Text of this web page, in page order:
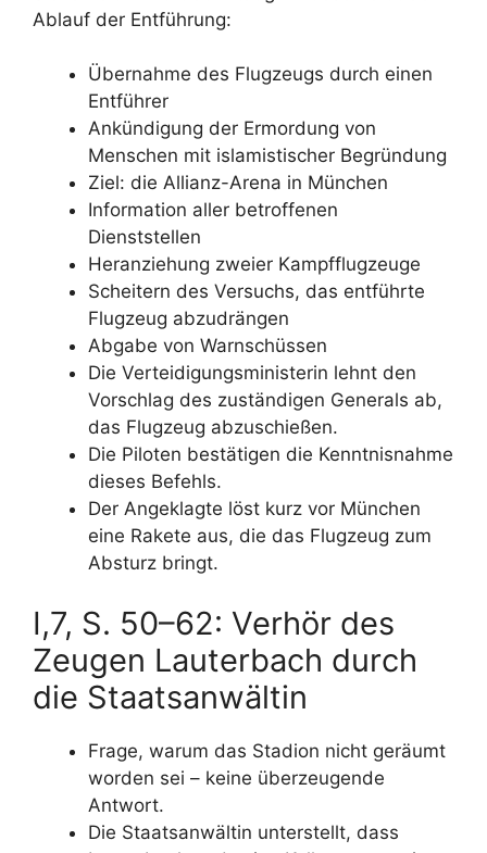
Ablauf der Entführung:
Übernahme des Flugzeugs durch einen
Entführer
Ankündigung der Ermordung von
Menschen mit islamistischer Begründung
Ziel: die Allianz-Arena in München
Information aller betroffenen
Dienststellen
Heranziehung zweier Kampfflugzeuge
Scheitern des Versuchs, das entführte
Flugzeug abzudrängen
Abgabe von Warnschüssen
Die Verteidigungsministerin lehnt den
Vorschlag des zuständigen Generals ab,
das Flugzeug abzuschießen.
Die Piloten bestätigen die Kenntnisnahme
dieses Befehls.
Der Angeklagte löst kurz vor München
eine Rakete aus, die das Flugzeug zum
Absturz bringt.
I,7, S. 50–62: Verhör des
Zeugen Lauterbach durch
die Staatsanwältin
Frage, warum das Stadion nicht geräumt
worden sei – keine überzeugende
Antwort.
Die Staatsanwältin unterstellt, dass